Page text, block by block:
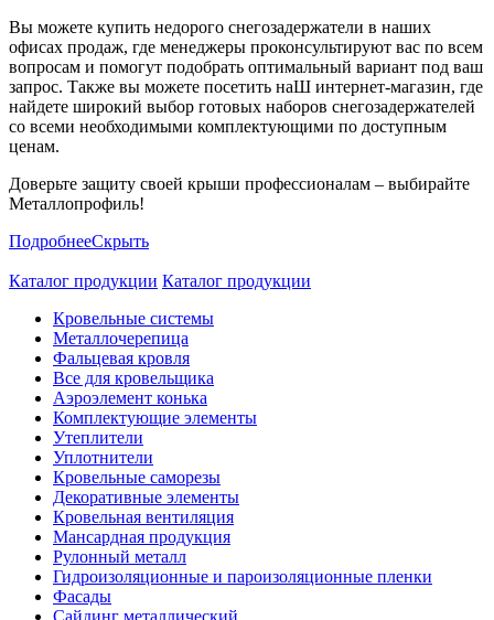
Вы можете купить недорого снегозадержатели в наших
офисах продаж, где менеджеры проконсультируют вас по всем
вопросам и помогут подобрать оптимальный вариант под ваш
запрос. Также вы можете посетить наШ интернет-магазин, где
найдете широкий выбор готовых наборов снегозадержателей
со всеми необходимыми комплектующими по доступным
ценам.
Доверьте защиту своей крыши профессионалам – выбирайте
Металлопрофиль!
ПодробнееСкрыть
Каталог продукции Каталог продукции
Кровельные системы
Металлочерепица
Фальцевая кровля
Все для кровельщика
Аэроэлемент конька
Комплектующие элементы
Утеплители
Уплотнители
Кровельные саморезы
Декоративные элементы
Кровельная вентиляция
Мансардная продукция
Рулонный металл
Гидроизоляционные и пароизоляционные пленки
Фасады
Сайдинг металлический